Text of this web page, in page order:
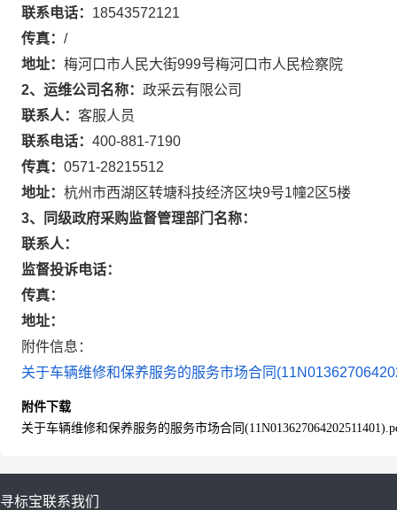
联系电话： 18543572121
传真： /
地址： 梅河口市人民大街999号梅河口市人民检察院
2、运维公司名称： 政采云有限公司
联系人： 客服人员
联系电话： 400-881-7190
传真： 0571-28215512
地址： 杭州市西湖区转塘科技经济区块9号1幢2区5楼
3、同级政府采购监督管理部门名称：
联系人：
监督投诉电话：
传真：
地址：
附件信息：
关于车辆维修和保养服务的服务市场合同
附件下载
关于车辆维修和保养服务的服务市场合同
寻标宝联系我们